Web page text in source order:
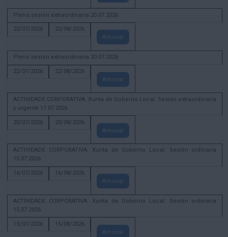
Pleno sesión extraordinaria 20.07.2026
22/07/2026
22/08/2026
Amosar
Pleno sesión extraordinaria 20.07.2026
22/07/2026
22/08/2026
Amosar
ACTIVIDADE CORPORATIVA. Xunta de Goberno Local. Sesión extraordinaria
y urgente 17.07.2026
20/07/2026
20/08/2026
Amosar
ACTIVIDADE CORPORATIVA. Xunta de Goberno Local. Sesión ordinaria
15.07.2026
16/07/2026
16/08/2026
Amosar
ACTIVIDADE CORPORATIVA. Xunta de Goberno Local. Sesión ordinaria
15.07.2026
15/07/2026
15/08/2026
Amosar